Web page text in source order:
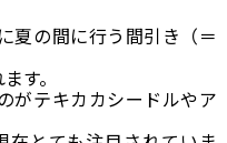
夏の間に行う間引き（＝
す。
がテキカカシードルやア